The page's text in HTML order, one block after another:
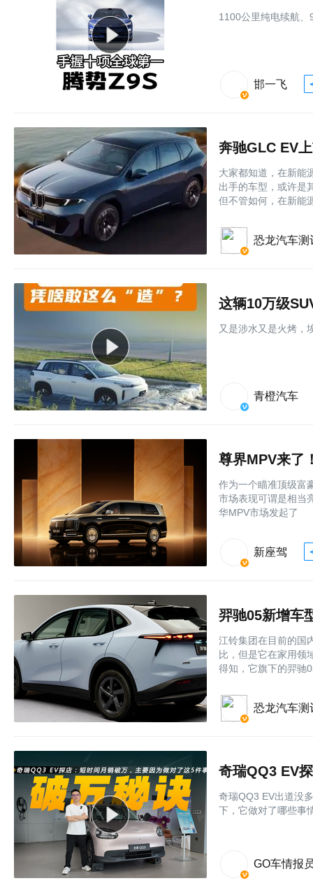
1100公里纯电续航
邯一飞
奔驰GLC EV
大家都知道，在新能
出手的车型，或许是
但不管如何，在新能
恐龙汽车测
这辆10万级
又是涉水又是火烤，
青橙汽车
作为一个瞄准顶级富
市场表现可谓是相当
华MPV市场发起了
新座驾
羿驰05新增车
江铃集团在目前的国
比，但是它在家用领
得知，它旗下的羿驰
恐龙汽车测
奇瑞QQ3 EV出道没
下，它做对了哪些事
GO车情报